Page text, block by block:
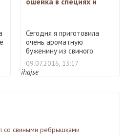
Сегодня я приготовила
очень ароматную
буженину из свиного
ошейка. Сп ...
09.07.2016, 13:17
ihajse
со свиными ребрышками